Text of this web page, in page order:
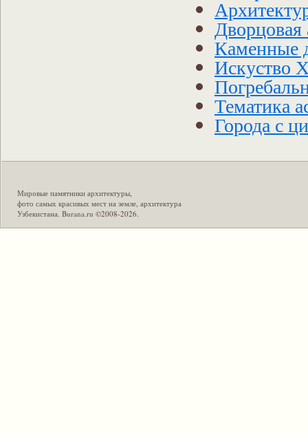
Дворцовая
Каменные
Искуство
Тематика
Города с
Мировые памятники архитектуры
фото самых красивых мест на земле архитектура
Узбекистана Burana.ru ©2008-2026.